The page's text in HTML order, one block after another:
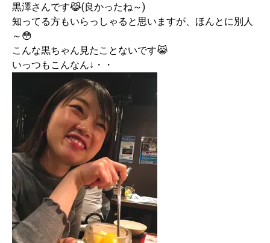
黒澤さんです😹(良かったね～)
知ってる方もいらっしゃると思いますが、ほんとに別人
～😳
こんな黒ちゃん見たことないです😹
いっつもこんなん↓・・